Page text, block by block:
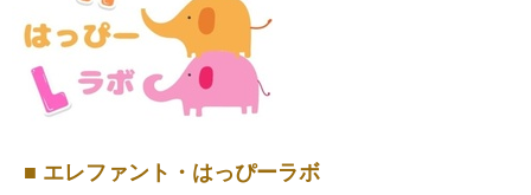
■ エレファント・はっぴーラボ